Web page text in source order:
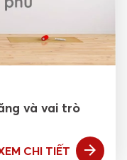
và vai trò
CHI TIẾT